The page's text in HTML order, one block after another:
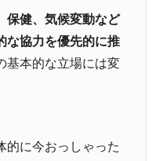
保健、気候変動など
な協力を優先的に推
基本的な立場には変
的に今おっしゃった